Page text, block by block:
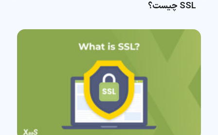
SSL چیست؟